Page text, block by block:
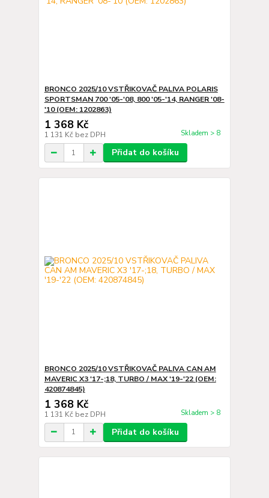
BRONCO 2025/10 VSTŘIKOVAČ PALIVA POLARIS
SPORTSMAN 700 '05-'08, 800 '05-'14, RANGER '08-
'10 (OEM: 1202863)
1 368 Kč
1 131 Kč bez DPH Skladem > 8
Přidat do košíku
BRONCO 2025/10 VSTŘIKOVAČ PALIVA CAN AM
MAVERIC X3 '17-;18, TURBO / MAX '19-'22 (OEM:
420874845)
1 368 Kč
1 131 Kč bez DPH Skladem > 8
Přidat do košíku